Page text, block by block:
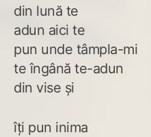
din lună te
adun aici te
pun unde tâmpla-mi
te îngână te-adun
din vise și
îți pun inima